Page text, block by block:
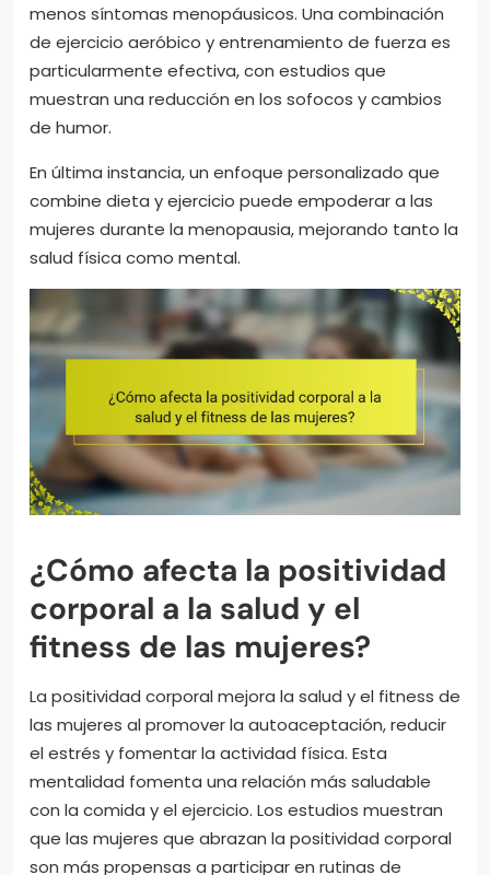
menos síntomas menopáusicos. Una combinación
de ejercicio aeróbico y entrenamiento de fuerza es
particularmente efectiva, con estudios que
muestran una reducción en los sofocos y cambios
de humor.
En última instancia, un enfoque personalizado que
combine dieta y ejercicio puede empoderar a las
mujeres durante la menopausia, mejorando tanto la
salud física como mental.
¿Cómo afecta la positividad
corporal a la salud y el
fitness de las mujeres?
La positividad corporal mejora la salud y el fitness de
las mujeres al promover la autoaceptación, reducir
el estrés y fomentar la actividad física. Esta
mentalidad fomenta una relación más saludable
con la comida y el ejercicio. Los estudios muestran
que las mujeres que abrazan la positividad corporal
son más propensas a participar en rutinas de